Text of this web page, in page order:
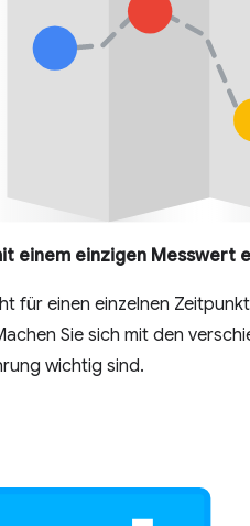
einem einzigen Messwert
für einen einzelnen
Sie sich mit den
wichtig sind.